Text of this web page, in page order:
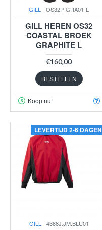
GILL OS32P-GRA01-L
GILL HEREN OS32
COASTAL BROEK
GRAPHITE L
€160,00
BESTELLEN
Koop nu!
LEVERTIJD 2-6 DAGEN
GILL 4368J.JM.BLU01